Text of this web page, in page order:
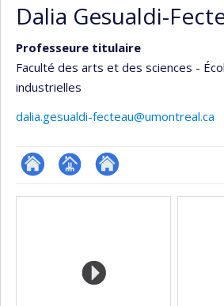
Dalia Gesualdi-
Professeure titulaire
Faculté des arts et des sciences -
industrielles
dalia.gesualdi-fecteau@umontreal.ca
ResearchGate
Page Autre
Media